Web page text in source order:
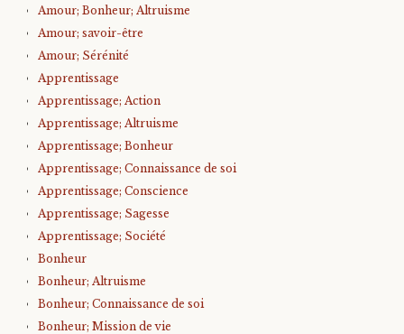
Amour; Bonheur; Altruisme
Amour; savoir-être
Amour; Sérénité
Apprentissage
Apprentissage; Action
Apprentissage; Altruisme
Apprentissage; Bonheur
Apprentissage; Connaissance de soi
Apprentissage; Conscience
Apprentissage; Sagesse
Apprentissage; Société
Bonheur
Bonheur; Altruisme
Bonheur; Connaissance de soi
Bonheur; Mission de vie